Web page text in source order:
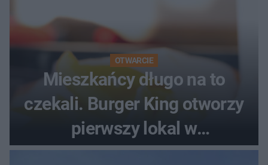
OTWARCIE
Mieszkańcy długo na to
czekali. Burger King otworzy
pierwszy lokal w
województwie podlaskim